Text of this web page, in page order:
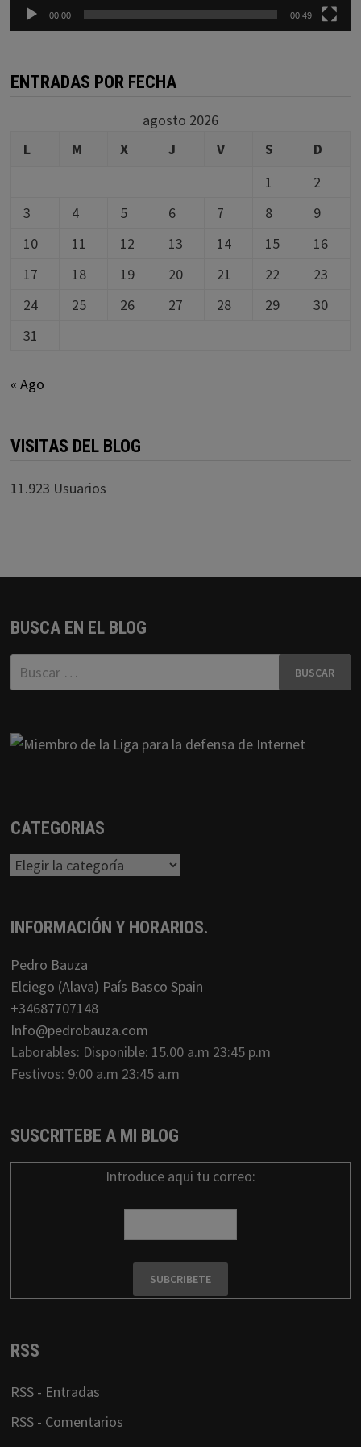
00:00 00:49
ENTRADAS POR FECHA
agosto 2026
L
M X J V S
D
1
2
3
4 5 6 7 8
9
10
11 12 13 14 15
16
17
18 19 20 21 22
23
24
25 26 27 28 29
30
31
« Ago
VISITAS DEL BLOG
11.923 Usuarios
BUSCA EN EL BLOG
Buscar:
CATEGORIAS
Categorias
INFORMACIÓN Y HORARIOS.
Pedro Bauza
Elciego (Alava) País Basco Spain
+34687707148
Info@pedrobauza.com
Laborables: Disponible: 15.00 a.m 23:45 p.m
Festivos: 9:00 a.m 23:45 a.m
SUSCRITEBE A MI BLOG
Introduce aqui tu correo:
RSS
RSS - Entradas
RSS - Comentarios